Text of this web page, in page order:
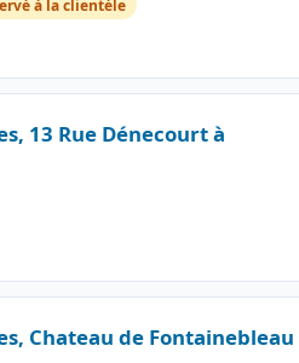
à la clientèle
13 Rue Dénecourt à
Chateau de Fontainebleau